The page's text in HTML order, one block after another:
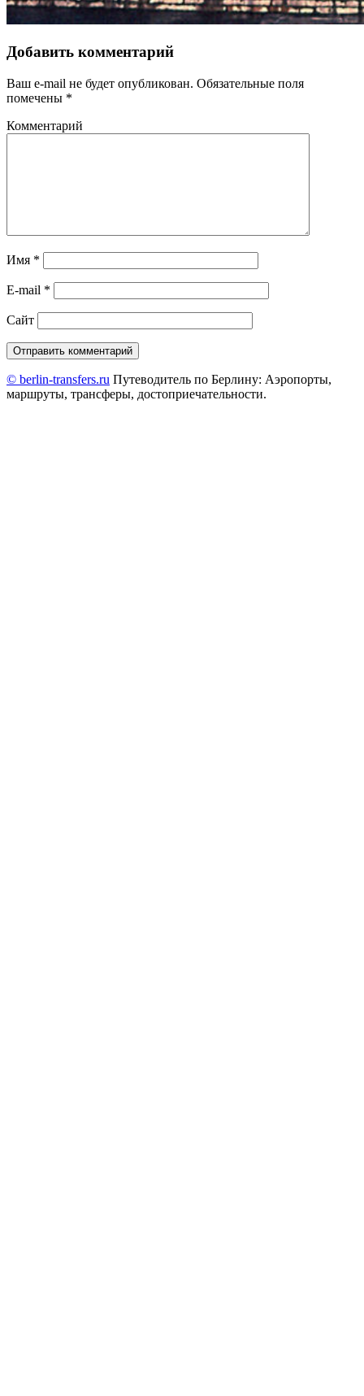
Добавить комментарий
Ваш e-mail не будет опубликован. Обязательные поля
помечены *
Комментарий
Имя *
E-mail *
Сайт
© berlin-transfers.ru Путеводитель по Берлину: Аэропорты,
маршруты, трансферы, достоприечательности.